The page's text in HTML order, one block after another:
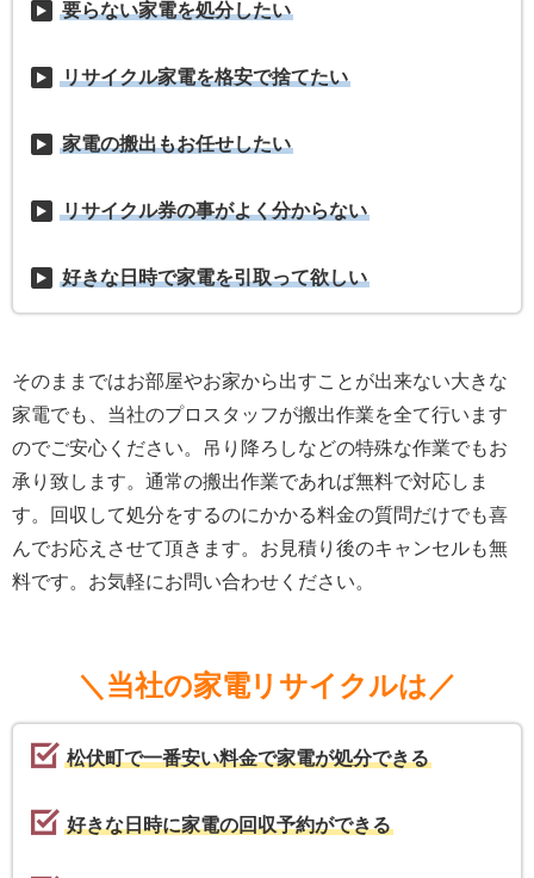
要らない家電を処分したい
リサイクル家電を格安で捨てたい
家電の搬出もお任せしたい
リサイクル券の事がよく分からない
好きな日時で家電を引取って欲しい
そのままではお部屋やお家から出すことが出来ない大きな
家電でも、当社のプロスタッフが搬出作業を全て行います
のでご安心ください。吊り降ろしなどの特殊な作業でもお
承り致します。通常の搬出作業であれば無料で対応しま
す。回収して処分をするのにかかる料金の質問だけでも喜
んでお応えさせて頂きます。お見積り後のキャンセルも無
料です。お気軽にお問い合わせください。
＼当社の家電リサイクルは／
松伏町で一番安い料金で家電が処分できる
好きな日時に家電の回収予約ができる